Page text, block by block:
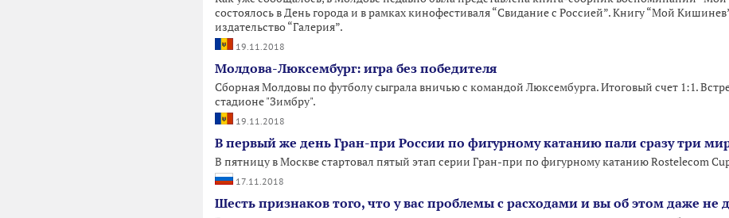
состоялось в День города и в рамках кинофестиваля “Свидание с Россией”. Книгу “Мой
издательство “Галерия”.
19.11.2018
Молдова-Люксембург: игра без победителя
Сборная Молдовы по футболу сыграла вничью с командой Люксембурга. Итоговый счет 1:1.
стадионе "Зимбру".
19.11.2018
В первый же день Гран-при России по фигурному катанию пали сразу три
В пятницу в Москве стартовал пятый этап серии Гран-при по фигурному катанию Rostelecom
17.11.2018
Шесть признаков того, что у вас проблемы с расходами и вы об этом даже не